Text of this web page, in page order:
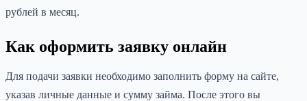
рублей в месяц.
Как оформить заявку онлайн
Для подачи заявки необходимо заполнить форму на сайте,
указав личные данные и сумму займа. После этого вы